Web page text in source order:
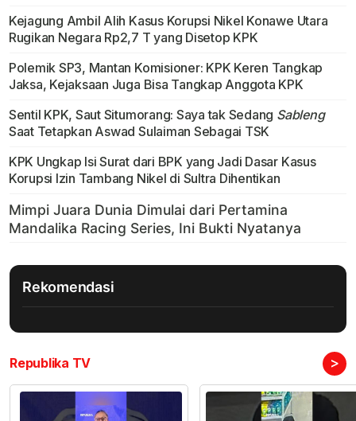
Kejagung Ambil Alih Kasus Korupsi Nikel Konawe Utara
Rugikan Negara Rp2,7 T yang Disetop KPK
Polemik SP3, Mantan Komisioner: KPK Keren Tangkap
Jaksa, Kejaksaan Juga Bisa Tangkap Anggota KPK
Sentil KPK, Saut Situmorang: Saya tak Sedang Sableng
Saat Tetapkan Aswad Sulaiman Sebagai TSK
KPK Ungkap Isi Surat dari BPK yang Jadi Dasar Kasus
Korupsi Izin Tambang Nikel di Sultra Dihentikan
Rekomendasi
Republika TV >